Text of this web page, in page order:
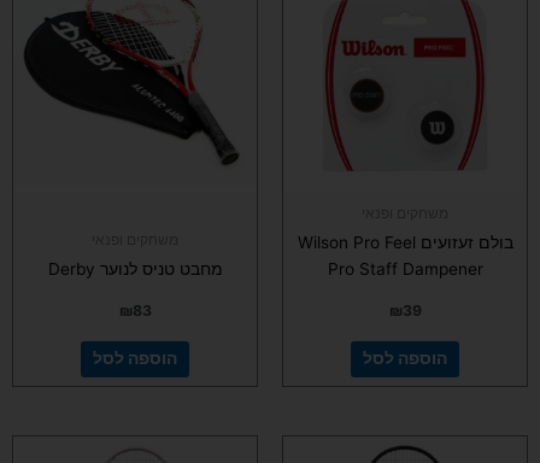
בולם זעזועים Wilson Pro Feel
Pro Staff Dampener
₪39
הוספה לסל
מחבט טניס לנוער Derby
₪83
הוספה לסל